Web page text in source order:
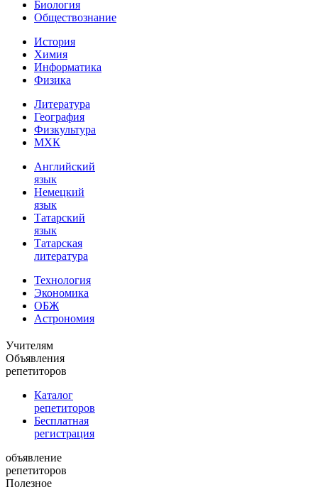
Биология
Обществознание
История
Химия
Информатика
Физика
Литература
География
Физкультура
МХК
Английский
язык
Немецкий
язык
Татарский
язык
Татарская
литература
Технология
Экономика
ОБЖ
Астрономия
Учителям
Объявления
репетиторов
Каталог
репетиторов
Бесплатная
регистрация
объявление
репетиторов
Полезное